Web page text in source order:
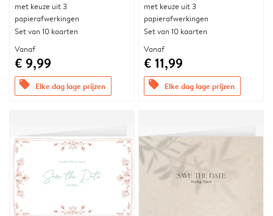
met keuze uit 3
papierafwerkingen
Set van 10 kaarten
Vanaf
€ 9,99
offers Elke dag lage prijzen
met keuze uit 3
papierafwerkingen
Set van 10 kaarten
Vanaf
€ 11,99
offers Elke dag lage prijzen